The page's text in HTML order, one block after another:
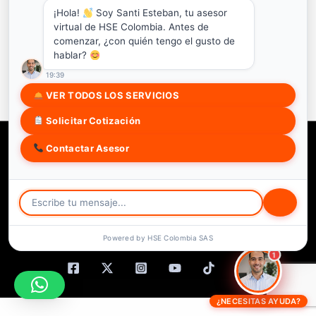
ACCEDER
¿No tienes una cuenta?
Copyright © 2026 HSE COLOMBIA SAS
Soy estudiante
Trabaja con nosotros
3172212134
Comunidad Virtual
1
¿NECESITAS AYUDA?
¡Hola!
Soy Santi Esteban, tu asesor
virtual de HSE Colombia. Antes de
comenzar, ¿con quién tengo el gusto de
hablar?
19:39
VER TODOS LOS SERVICIOS
Solicitar Cotización
Contactar Asesor
Powered by HSE Colombia SAS